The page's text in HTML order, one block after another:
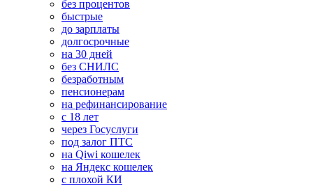
без процентов
быстрые
до зарплаты
долгосрочные
на 30 дней
без СНИЛС
безработным
пенсионерам
на рефинансирование
с 18 лет
через Госуслуги
под залог ПТС
на Qiwi кошелек
на Яндекс кошелек
с плохой КИ